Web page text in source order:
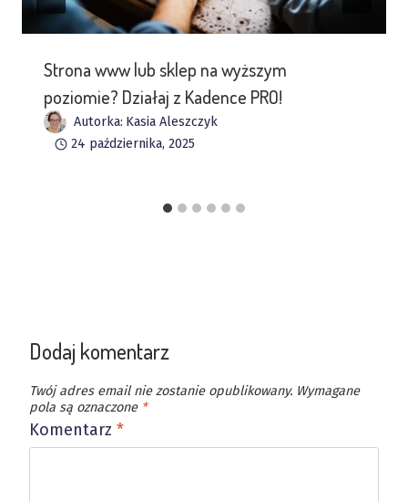
Strona www lub sklep na wyższym
poziomie? Działaj z Kadence PRO!
Autorka: Kasia Aleszczyk
24 października, 2025
Dodaj komentarz
Twój adres email nie zostanie opublikowany. Wymagane
pola są oznaczone *
Komentarz *